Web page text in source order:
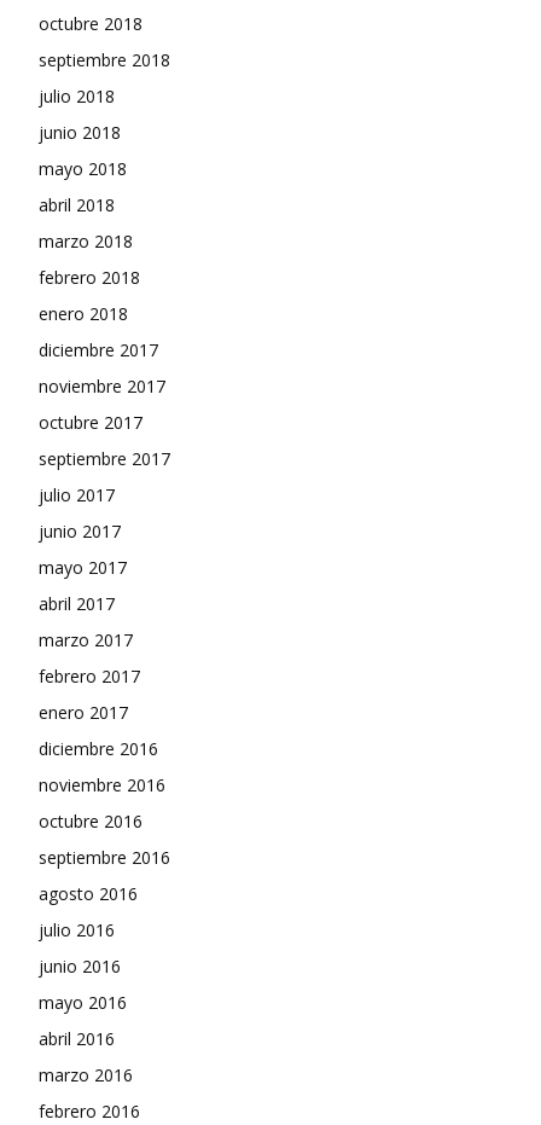
octubre 2018
septiembre 2018
julio 2018
junio 2018
mayo 2018
abril 2018
marzo 2018
febrero 2018
enero 2018
diciembre 2017
noviembre 2017
octubre 2017
septiembre 2017
julio 2017
junio 2017
mayo 2017
abril 2017
marzo 2017
febrero 2017
enero 2017
diciembre 2016
noviembre 2016
octubre 2016
septiembre 2016
agosto 2016
julio 2016
junio 2016
mayo 2016
abril 2016
marzo 2016
febrero 2016